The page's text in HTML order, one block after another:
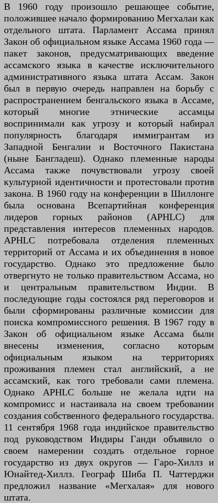
В 1960 году произошло решающее событие,
положившее начало формированию Мегхалаи как
отдельного штата. Парламент Ассама принял
Закон об официальном языке Ассама 1960 года —
пакет законов, предусматривающих введение
ассамского языка в качестве исключительного
административного языка штата Ассам. Закон
был в первую очередь направлен на борьбу с
распространением бенгальского языка в Ассаме,
который многие этнические ассамцы
воспринимали как угрозу и который набирал
популярность благодаря иммигрантам из
Западной Бенгалии и Восточного Пакистана
(ныне Бангладеш). Однако племенные народы
Ассама также почувствовали угрозу своей
культурной идентичности и протестовали против
закона. В 1960 году на конференции в Шиллонге
была основана Всепартийная конференция
лидеров горных районов (APHLC) для
представления интересов племенных народов.
APHLC потребовала отделения племенных
территорий от Ассама и их объединения в новое
государство. Однако это предложение было
отвергнуто не только правительством Ассама, но
и центральным правительством Индии. В
последующие годы состоялся ряд переговоров и
были сформированы различные комиссии для
поиска компромиссного решения. В 1967 году в
Закон об официальном языке Ассама были
внесены изменения, согласно которым
официальным языком на территориях
проживания племен стал английский, а не
ассамский, как того требовали сами племена.
Однако APHLC больше не желала идти на
компромисс и настаивала на своем требовании
создания собственного федерального государства.
11 сентября 1968 года индийское правительство
под руководством Индиры Ганди объявило о
своем намерении создать отдельное горное
государство из двух округов — Гаро-Хиллз и
Юнайтед-Хиллз. Географ Шиба П. Чаттерджи
предложил название «Мегхалая» для нового
штата.